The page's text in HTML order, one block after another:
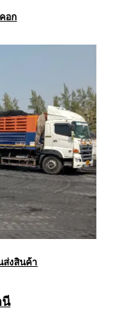
อก
ส่งสินค้า
นี